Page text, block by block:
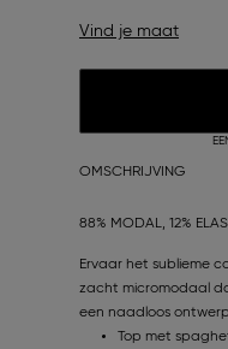
Vind je maat
OMSCHRIJVING
88% MODAL, 12%
Ervaar het sublieme
zacht micromodaal
een naadloos
Top met